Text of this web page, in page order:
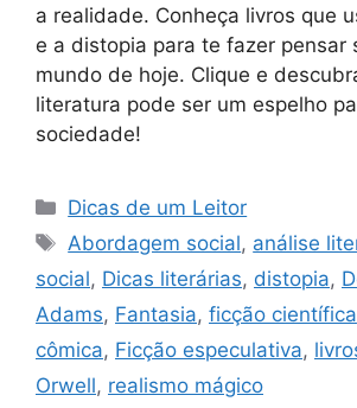
a realidade. Conheça livros que
e a distopia para te fazer pensar
mundo de hoje. Clique e
literatura pode ser um espelho
sociedade!
Categorias
Dicas de um Leitor
Tags
Abordagem social, análise
social, Dicas literárias, distopia,
Adams, Fantasia, ficção científica
cômica, Ficção especulativa,
Orwell, realismo mágico